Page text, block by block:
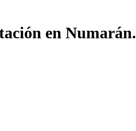
en Numarán.